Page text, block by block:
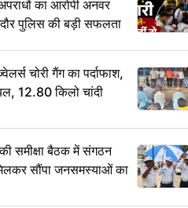
का आरोपी अनवर
पुलिस की बड़ी सफलता
चोरी गैंग का पर्दाफाश,
12.80 किलो चांदी
समीक्षा बैठक में संगठन
सौंपा जनसमस्याओं का